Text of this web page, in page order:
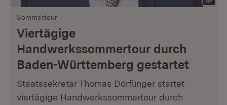
Sommertour
Viertägige
Handwerkssommertour durch
Baden-Württemberg gestartet
Staatssekretär Thomas Dörflinger startet
viertägige Handwerkssommertour durch